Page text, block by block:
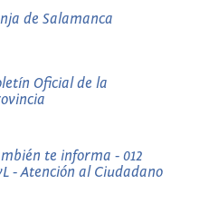
de Salamanca
Oficial de la
te informa - 012
- Atención al Ciudadano